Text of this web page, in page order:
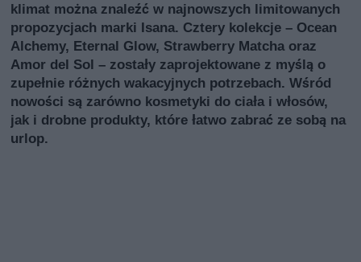
klimat można znaleźć w najnowszych limitowanych
propozycjach marki Isana. Cztery kolekcje – Ocean
Alchemy, Eternal Glow, Strawberry Matcha oraz
Amor del Sol – zostały zaprojektowane z myślą o
zupełnie różnych wakacyjnych potrzebach. Wśród
nowości są zarówno kosmetyki do ciała i włosów,
jak i drobne produkty, które łatwo zabrać ze sobą na
urlop.